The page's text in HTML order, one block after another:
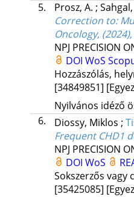
5.
Prosz, A. ;
Correction to:
Oncology,
NPJ PRECISION
DOI WoS
Hozzászólás,
[34849851]
Nyilvános idéző
6.
Diossy, Miklos ;
Frequent CHD1
NPJ PRECISION
DOI WoS
Sokszerzős
[35425085]